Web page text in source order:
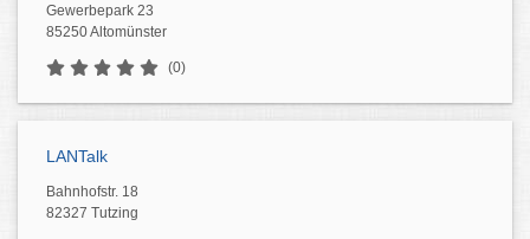
Gewerbepark 23
85250 Altomünster
(0)
LANTalk
Bahnhofstr. 18
82327 Tutzing